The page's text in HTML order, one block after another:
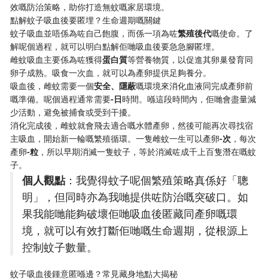
效嘅防治策略，助你打造無蚊嘅家居環境。
點解蚊子吸血後要匿埋？生命週期嘅關鍵
蚊子吸血並唔係為咗自己飽腹，而係一項為咗​​繁殖後代​​嘅使命。了
解呢個過程，就可以明白點解佢哋吸血後要急急腳匿埋。
雌蚊吸血主要係為咗獲得​​蛋白質​​等營養物質，以促進其卵巢發育同
卵子成熟。吸食一次血，就可以為產卵提供足夠養分。
吸血後，雌蚊需要一個​​安全、隱蔽​​嘅環境來消化血液同完成產卵前
嘅準備。呢個過程通常需要​​-日​​時間。喺這段時間內，佢哋會盡量減
少活動，避免被捕食或受到干擾。
消化完成後，雌蚊就會飛去適合嘅水體產卵，然後可能再次尋找宿
主吸血，開始新一輪嘅繁殖循環。一隻雌蚊一生可以產卵​​-次​ ​，每次
產卵​​-粒​ ​，所以早期消滅一隻蚊子，等於消滅咗成千上百隻潛在嘅蚊
子。
​個人觀點​ ​：我覺得蚊子呢個繁殖策略真係好「聰
明」，但同時亦為我哋提供咗防治嘅突破口。如
果我能哋能夠破壞佢哋吸血後匿藏同產卵嘅環
境，就可以有效打斷佢哋嘅生命週期，從根源上
控制蚊子數量。
蚊子吸血後鍾意匿喺邊？常見藏身地點大揭秘